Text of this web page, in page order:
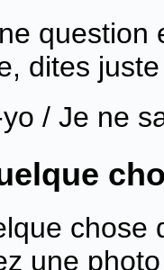
question
dites
/ Je ne
chose
une